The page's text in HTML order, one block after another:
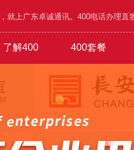
，就上广东卓诚通讯。400电话办理
了解400
办理攻略
400套餐
1800元年套餐
吉祥靓号 城市区号
广告/设计/装饰 网络/通讯/